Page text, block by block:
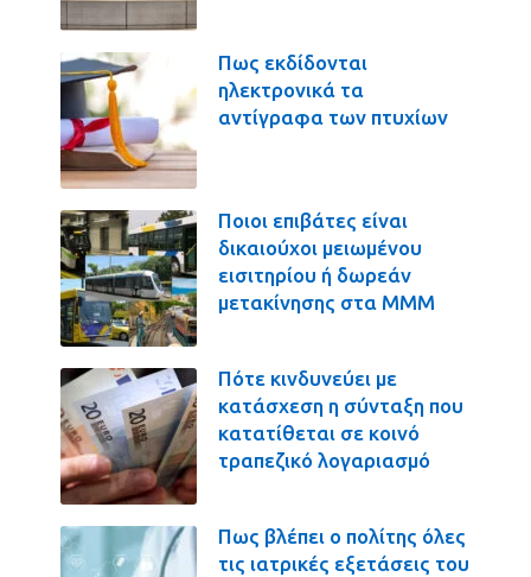
Πως εκδίδονται
ηλεκτρονικά τα
αντίγραφα των πτυχίων
Ποιοι επιβάτες είναι
δικαιούχοι μειωμένου
εισιτηρίου ή δωρεάν
μετακίνησης στα ΜΜΜ
Πότε κινδυνεύει με
κατάσχεση η σύνταξη που
κατατίθεται σε κοινό
τραπεζικό λογαριασμό
Πως βλέπει ο πολίτης όλες
τις ιατρικές εξετάσεις του